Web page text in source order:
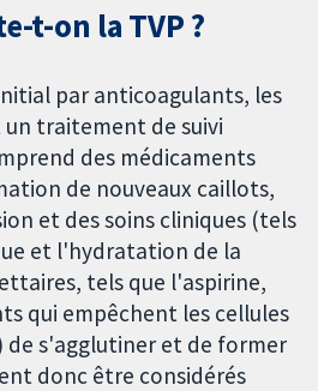
t-on la TVP ?
par anticoagulants, les
traitement de suivi
des médicaments
de nouveaux caillots,
et des soins cliniques (tels
et l'hydratation de la
tels que l'aspirine,
qui empêchent les cellules
de s'agglutiner et de former
donc être considérés